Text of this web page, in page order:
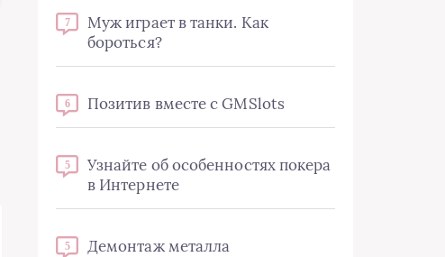
7
Муж играет в танки. Как
бороться?
6 Позитив вместе с GMSlots
5
Узнайте об особенностях покера
в Интернете
5 Демонтаж металла